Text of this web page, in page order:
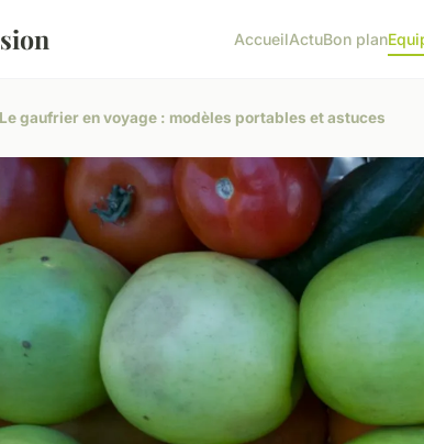
AccueilActuBon plan
Le gaufrier en voyage : modèles portables et astuces